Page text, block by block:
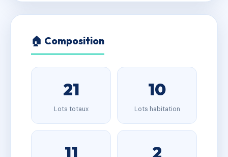
🏠 Composition
21
Lots totaux
10
Lots habitation
11 2